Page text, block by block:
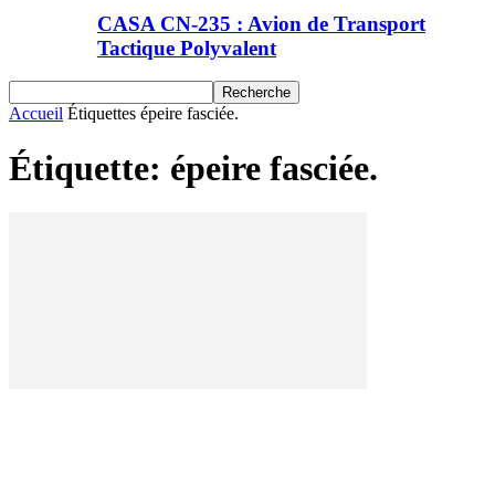
CASA CN-235 : Avion de Transport
Tactique Polyvalent
Accueil Étiquettes épeire fasciée.
Étiquette: épeire fasciée.